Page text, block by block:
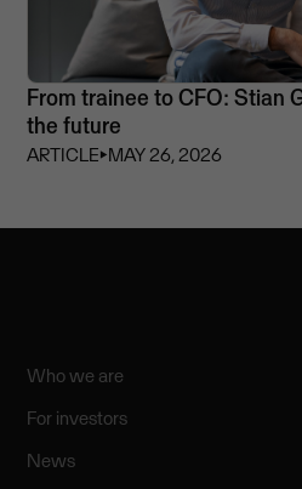
From trainee to CFO: Stian
the future
ARTICLE⏵MAY 26, 2026
Who we are
For investors
News